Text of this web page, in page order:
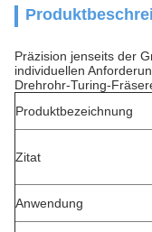
Präzision jenseits der
individuellen
Drehrohr-Turing-
Produktbezeichnung
Zitat
Anwendung